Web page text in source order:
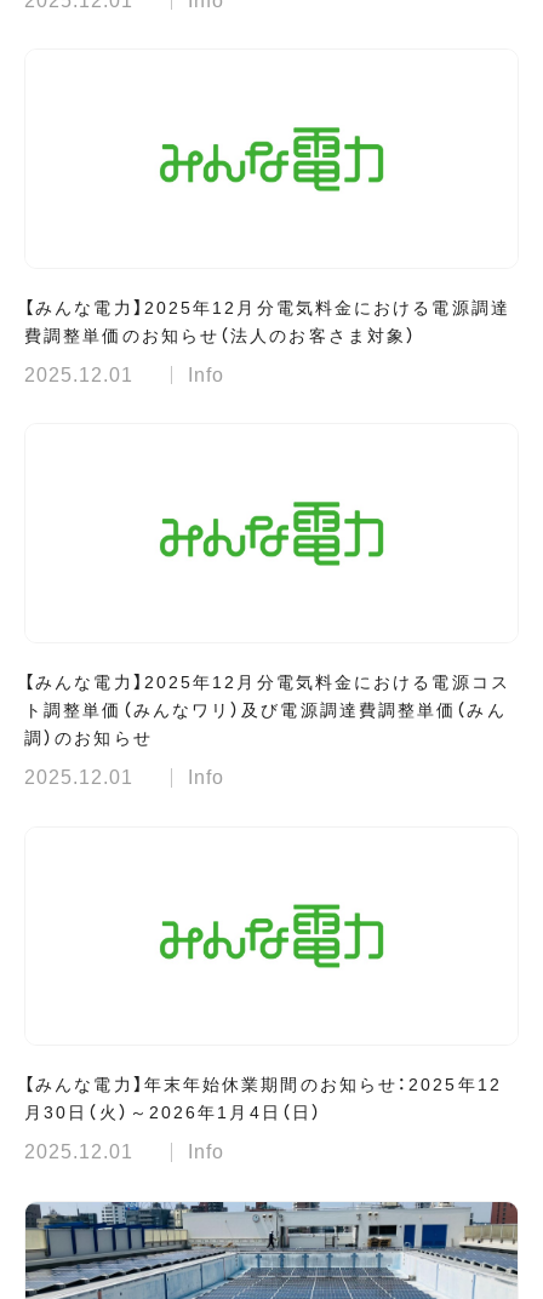
【みんな電力】2025年12月分電気料金における電源調達
費調整単価のお知らせ（法人のお客さま対象）
2025.12.01 Info
【みんな電力】2025年12月分電気料金における電源コス
ト調整単価（みんなワリ）及び電源調達費調整単価（みん
調）のお知らせ
2025.12.01 Info
【みんな電力】年末年始休業期間のお知らせ：2025年12
月30日（火）～2026年1月4日（日）
2025.12.01 Info